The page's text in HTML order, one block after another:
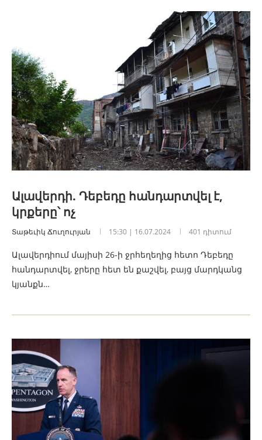
Ալավերդի. Դեբեդը հանդարտվել է,
կրքերը՝ ոչ
Տաթեւիկ Ճուղուրյան 15:30 | 16.07.2024 401 դիտում
Ալավերդիում մայիսի 26-ի ջրհեղեղից հետո Դեբեդը
հանդարտվել, ջրերը հետ են քաշվել, բայց մարդկանց
կյանքն…